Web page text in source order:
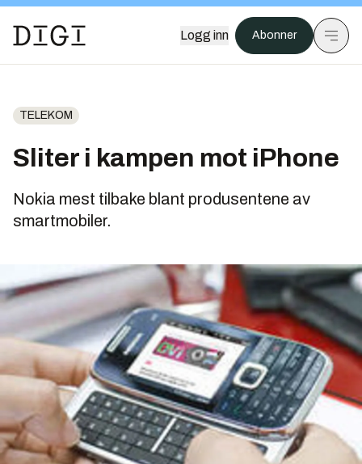
Logg inn Abonner
TELEKOM
Sliter i kampen mot iPhone
Nokia mest tilbake blant produsentene av
smartmobiler.